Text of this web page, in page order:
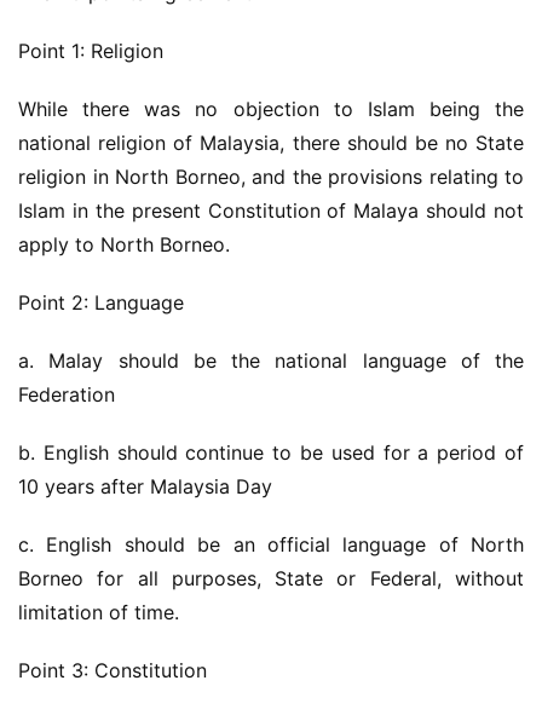
Point 1: Religion
While there was no objection to Islam being the
national religion of Malaysia, there should be no State
religion in North Borneo, and the provisions relating to
Islam in the present Constitution of Malaya should not
apply to North Borneo.
Point 2: Language
a. Malay should be the national language of the
Federation
b. English should continue to be used for a period of
10 years after Malaysia Day
c. English should be an official language of North
Borneo for all purposes, State or Federal, without
limitation of time.
Point 3: Constitution